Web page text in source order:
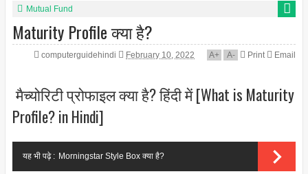
Mutual Fund
Maturity Profile क्या है?
computerguidehindi February 10, 2022 A+ A- Print Email
मैच्योरिटी प्रोफाइल क्या है? हिंदी में [What is Maturity
Profile? in Hindi]
यह भी पढ़े : Morningstar Style Box क्या है?